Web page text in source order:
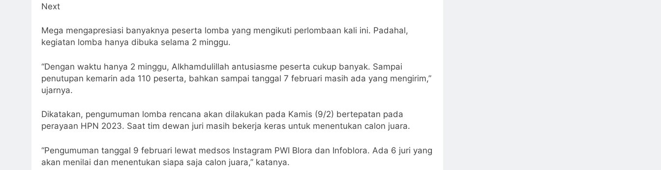
Next
Mega mengapresiasi banyaknya peserta lomba yang mengikuti perlombaan kali ini. Padahal,
kegiatan lomba hanya dibuka selama 2 minggu.
“Dengan waktu hanya 2 minggu, Alkhamdulillah antusiasme peserta cukup banyak. Sampai
penutupan kemarin ada 110 peserta, bahkan sampai tanggal 7 februari masih ada yang mengirim,”
ujarnya.
Dikatakan, pengumuman lomba rencana akan dilakukan pada Kamis (9/2) bertepatan pada
perayaan HPN 2023. Saat tim dewan juri masih bekerja keras untuk menentukan calon juara.
“Pengumuman tanggal 9 februari lewat medsos Instagram PWI Blora dan Infoblora. Ada 6 juri yang
akan menilai dan menentukan siapa saja calon juara,” katanya.